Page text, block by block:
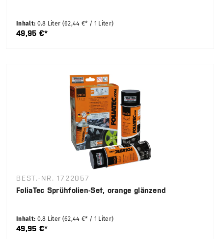
Inhalt: 0.8 Liter (62,44 €* / 1 Liter)
49,95 €*
BEST.-NR. 1722057
FoliaTec Sprühfolien-Set, orange glänzend
Inhalt: 0.8 Liter (62,44 €* / 1 Liter)
49,95 €*